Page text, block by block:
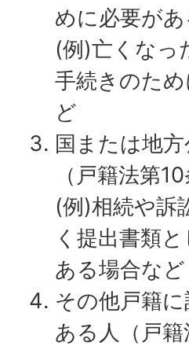
めに必要が
(例)亡くなっ
手続きのた
ど
国または地
（戸籍法第
(例)相続や訴
く提出書類
ある場合など
その他戸籍
ある人（戸